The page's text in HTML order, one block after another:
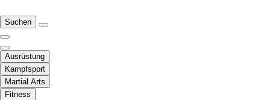
Suchen
Ausrüstung
Kampfsport
Martial Arts
Fitness